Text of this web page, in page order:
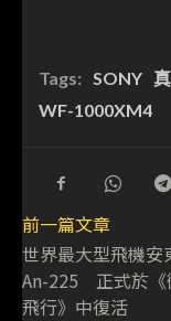
Tags: SONY
WF-1000XM4
前一篇文章
世界最大型飛機安
An-225 正式於《
飛行》中復活